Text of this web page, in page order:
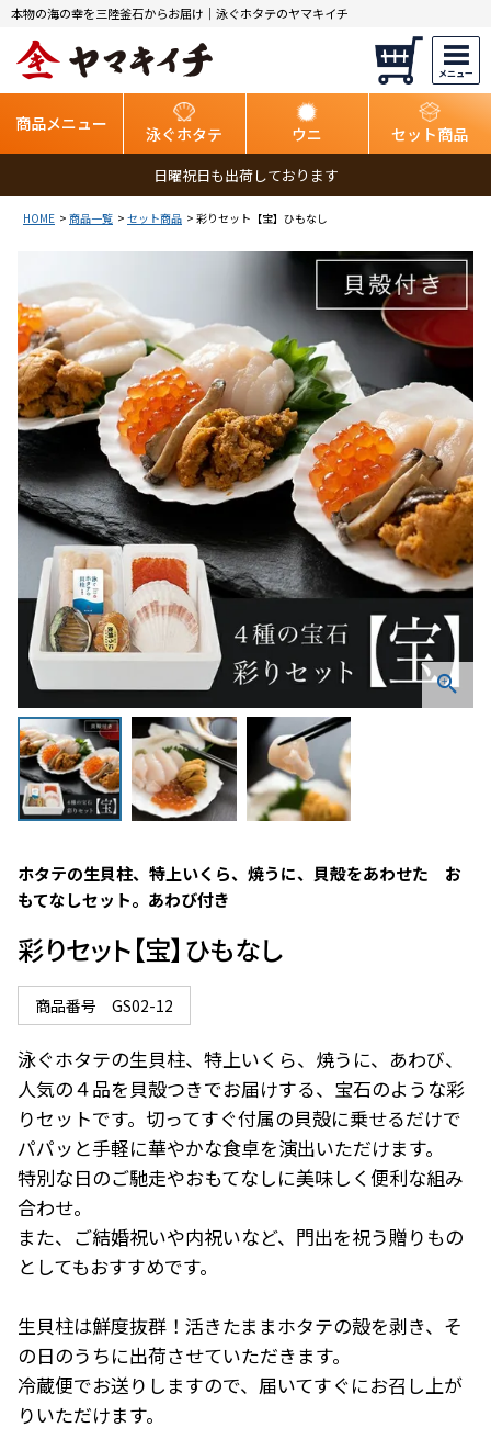
本物の海の幸を三陸釜石からお届け｜泳ぐホタテのヤマキイチ
商品メニュー 泳ぐホタテ ウニ セット商品
日曜祝日も出荷しております
HOME 商品一覧 セット商品 彩りセット【宝】ひもなし
ホタテの生貝柱、特上いくら、焼うに、貝殻をあわせた　お
もてなしセット。あわび付き
彩りセット【宝】ひもなし
商品番号 GS02-12
泳ぐホタテの生貝柱、特上いくら、焼うに、あわび、
人気の４品を貝殻つきでお届けする、宝石のような彩
りセットです。切ってすぐ付属の貝殻に乗せるだけで
パパッと手軽に華やかな食卓を演出いただけます。
特別な日のご馳走やおもてなしに美味しく便利な組み
合わせ。
また、ご結婚祝いや内祝いなど、門出を祝う贈りもの
としてもおすすめです。
生貝柱は鮮度抜群！活きたままホタテの殻を剥き、そ
の日のうちに出荷させていただきます。
冷蔵便でお送りしますので、届いてすぐにお召し上が
りいただけます。